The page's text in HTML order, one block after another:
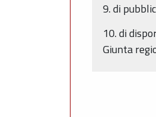
9. di
10. di
Giunta